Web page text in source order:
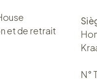
et de retrait
N°